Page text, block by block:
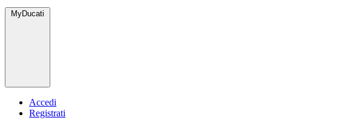
MyDucati
Accedi
Registrati